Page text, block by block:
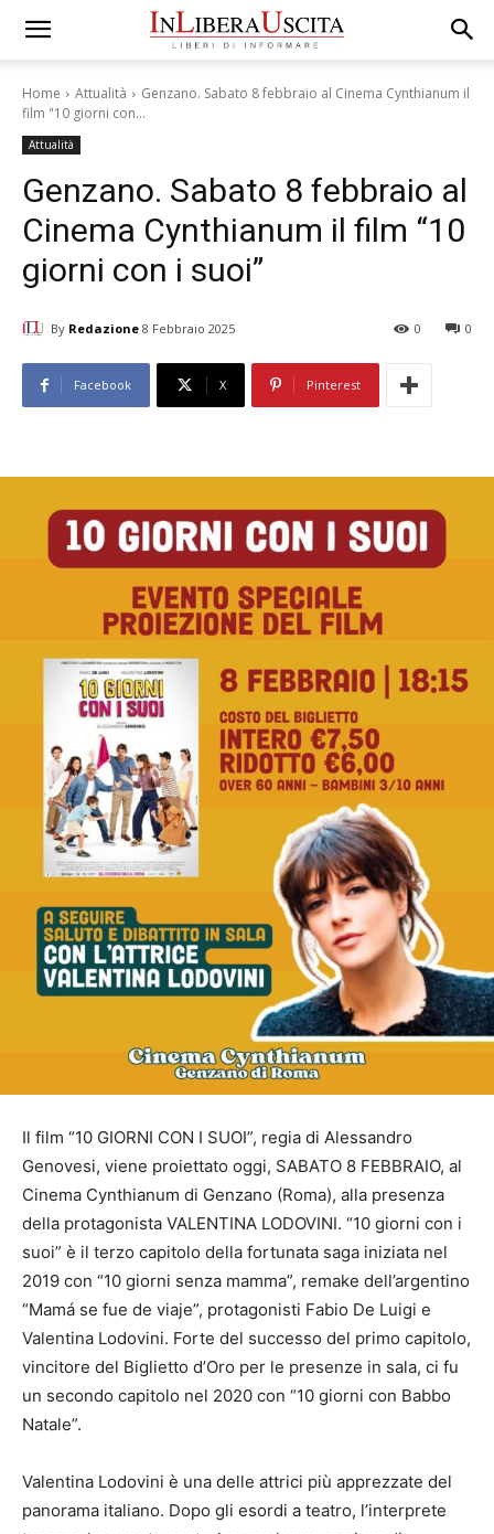
Home Attualità
Genzano. Sabato 8 febbraio al Cinema Cynthianum il
film "10 giorni con...
Attualità
Genzano. Sabato 8 febbraio al
Cinema Cynthianum il film “10
giorni con i suoi”
By Redazione 8 Febbraio 2025 0
0
Facebook X Pinterest
Il film “10 GIORNI CON I SUOI”, regia di Alessandro
Genovesi, viene proiettato oggi, SABATO 8 FEBBRAIO, al
Cinema Cynthianum di Genzano (Roma), alla presenza
della protagonista VALENTINA LODOVINI. “10 giorni con i
suoi” è il terzo capitolo della fortunata saga iniziata nel
2019 con “10 giorni senza mamma”, remake dell’argentino
“Mamá se fue de viaje”, protagonisti Fabio De Luigi e
Valentina Lodovini. Forte del successo del primo capitolo,
vincitore del Biglietto d’Oro per le presenze in sala, ci fu
un secondo capitolo nel 2020 con “10 giorni con Babbo
Natale”.
Valentina Lodovini è una delle attrici più apprezzate del
panorama italiano. Dopo gli esordi a teatro, l’interprete